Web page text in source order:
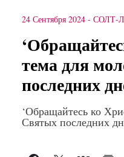
24 Сентября 2024 - СОЛТ-
тема для
последних
‘Обращайтесь ко
Святых последних